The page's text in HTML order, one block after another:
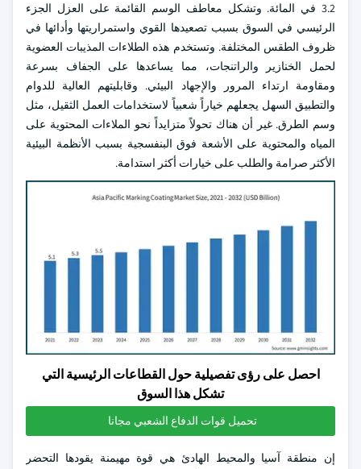
3.2 في المائة. وتشكل معاطف الوسم القائمة على العزل الجزء
الرئيسي في السوق بسبب تصعيدها القوي واستمراريتها وأدائها في
ظروف الطقس المختلفة. وتستخدم هذه الطلاءات المذيبات العضوية
لحمل الخنازير والراتنجات، مما يساعدها على الجفاف بسرعة
ومقاومة ارتداء المرور والإجهاد البيئي. وقابليتهم العالية للدوام
والتطبيق السهل يجعلهم خياراً شعبياً لاستخدامات العمل الثقيل، مثل
وسم الطرق. غير أن هناك تحولاً متزايداً نحو الملاءات المحتوية على
المياه والمحتوية على الأشعة فوق البنفسجية بسبب الأنظمة البيئية
الأكثر صرامة والطلب على خيارات أكثر استدامة.
احصل على رؤى تفصيلية حول القطاعات الرئيسية التي
تشكل هذا السوق
تحميل قوات الدفاع الشعبي مجانا
إن منطقة آسيا والمحيط الهادئ هي قوة مهيمنة يقودها التحضر